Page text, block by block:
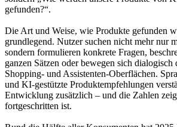
gefunden?“.
Die Art und Weise, wie Produkte gefunden
grundlegend. Nutzer suchen nicht mehr nur
sondern formulieren konkrete Fragen,
ganzen Sätzen oder bewegen sich dialogisch
Shopping- und Assistenten-Oberflächen.
und KI-gestützte Produktempfehlungen
Entwicklung zusätzlich – und die Zahlen
fortgeschritten ist.